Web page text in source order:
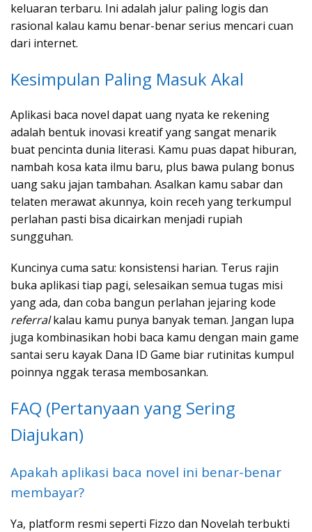
keluaran terbaru. Ini adalah jalur paling logis dan
rasional kalau kamu benar-benar serius mencari cuan
dari internet.
Kesimpulan Paling Masuk Akal
Aplikasi baca novel dapat uang nyata ke rekening
adalah bentuk inovasi kreatif yang sangat menarik
buat pencinta dunia literasi. Kamu puas dapat hiburan,
nambah kosa kata ilmu baru, plus bawa pulang bonus
uang saku jajan tambahan. Asalkan kamu sabar dan
telaten merawat akunnya, koin receh yang terkumpul
perlahan pasti bisa dicairkan menjadi rupiah
sungguhan.
Kuncinya cuma satu: konsistensi harian. Terus rajin
buka aplikasi tiap pagi, selesaikan semua tugas misi
yang ada, dan coba bangun perlahan jejaring kode
referralkalau kamu punya banyak teman. Jangan lupa
juga kombinasikan hobi baca kamu dengan main game
santai seru kayak Dana ID Game biar rutinitas kumpul
poinnya nggak terasa membosankan.
FAQ (Pertanyaan yang Sering
Diajukan)
Apakah aplikasi baca novel ini benar-benar
membayar?
Ya, platform resmi seperti Fizzo dan Novelah terbukti